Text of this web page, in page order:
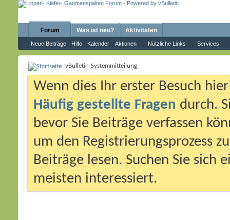
Forum
Neue Beiträge Hilfe Kalender Aktionen Nützliche Links Services
Was ist neu? Aktivitäten
vBulletin-Systemmitteilung
Wenn dies Ihr erster Besuch
Häufig gestellte Fragen durch.
bevor Sie Beiträge verfassen
um den Registrierungsprozess
Beiträge lesen. Suchen Sie sich
meisten interessiert.